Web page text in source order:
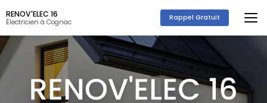
au
contenu
principal
RENOV'ELEC 16
Électricien à Cognac Rappel Gratuit